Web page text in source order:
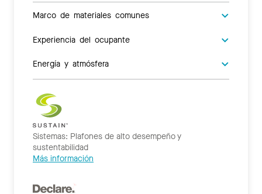
Marco de materiales comunes
Experiencia del ocupante
Energía y atmósfera
Sistemas: Plafones de alto desempeño y
sustentabilidad
Más información